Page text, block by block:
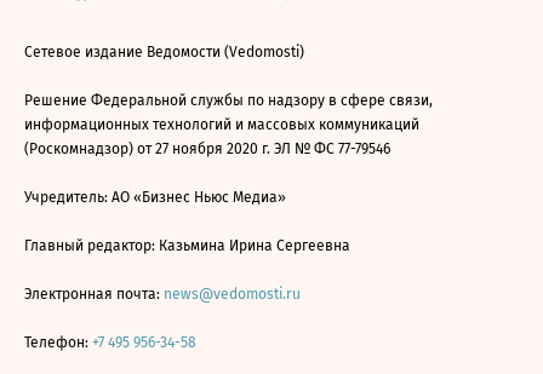
Сетевое издание Ведомости (Vedomosti)
Решение Федеральной службы по надзору в сфере связи,
информационных технологий и массовых коммуникаций
(Роскомнадзор) от 27 ноября 2020 г. ЭЛ № ФС 77-79546
Учредитель: АО «Бизнес Ньюс Медиа»
Главный редактор: Казьмина Ирина Сергеевна
Электронная почта: news@vedomosti.ru
Телефон: +7 495 956-34-58